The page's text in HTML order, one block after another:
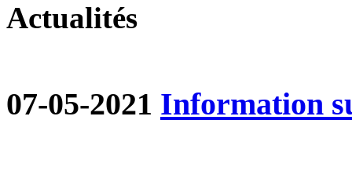
Actualités
07-05-2021 Information